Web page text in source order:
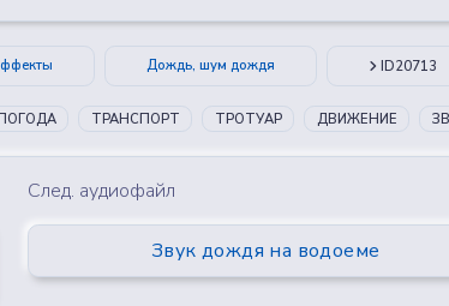
Дождь, шум дождя ID20713
ПОГОДА ТРАНСПОРТ ТРОТУАР ДВИЖЕНИЕ
След. аудиофайл
Звук дождя на водоеме